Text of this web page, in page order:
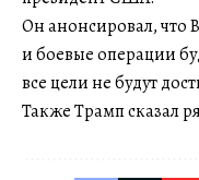
Он анонсировал, что
и боевые операции
все цели не будут
Также Трамп сказал